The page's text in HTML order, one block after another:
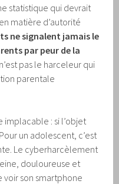
statistique qui devrait
matière d’autorité
ne signalent jamais le
par peur de la
n’est pas le harceleur qui
parentale
: si l’objet
un adolescent, c’est
Le cyberharcèlement
douloureuse et
voir son smartphone